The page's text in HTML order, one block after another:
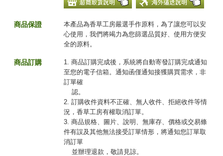
商品保證
本產品為香草工房嚴選手作原料，為了讓您可以安
心使用，我們將竭力為您篩選品質好、使用方便安
全的原料。
商品訂購
1. 商品訂購完成後，系統將自動寄發訂購完成通知
至您的電子信箱。通知函僅通知接獲購買需求，非
訂單確
認。
2. 訂購收件資料不正確、無人收件、拒絕收件等情
況，香草工房有權取消訂單。
3. 商品規格、圖片、說明、無庫存、價格或交易條
件有誤及其他無法接受訂單情形，將通知您訂單取
消訂單
並辦理退款，敬請見諒。